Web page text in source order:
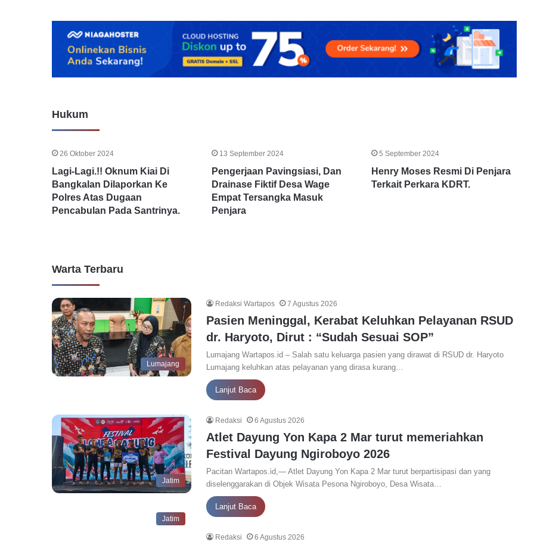
Hukum
26 Oktober 2024
Lagi-Lagi.!! Oknum Kiai Di
Bangkalan Dilaporkan Ke
Polres Atas Dugaan
Pencabulan Pada Santrinya.
13 September 2024
Pengerjaan Pavingsiasi, Dan
Drainase Fiktif Desa Wage
Empat Tersangka Masuk
Penjara
5 September 2024
Henry Moses Resmi Di Penjara
Terkait Perkara KDRT.
Warta Terbaru
Lumajang
Redaksi Wartapos 7 Agustus 2026
Pasien Meninggal, Kerabat Keluhkan Pelayanan RSUD
dr. Haryoto, Dirut : “Sudah Sesuai SOP”
Lumajang Wartapos.id – Salah satu keluarga pasien yang dirawat di RSUD dr. Haryoto
Lumajang keluhkan atas pelayanan yang dirasa kurang…
Lanjut Baca
Jatim
Redaksi 6 Agustus 2026
Atlet Dayung Yon Kapa 2 Mar turut memeriahkan
Festival Dayung Ngiroboyo 2026
Pacitan Wartapos.id,— Atlet Dayung Yon Kapa 2 Mar turut berpartisipasi dan yang
diselenggarakan di Objek Wisata Pesona Ngiroboyo, Desa Wisata…
Lanjut Baca
Jatim
Redaksi 6 Agustus 2026
Pemkot
Perkara
Bank
Prima,
Perkara Bank Prima, ‘Ada Bank
Bank
Mangkir
Bank Mandiri Mangkir di Sidang